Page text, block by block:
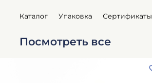
Каталог Упаковка Сертификаты
Посмотреть все